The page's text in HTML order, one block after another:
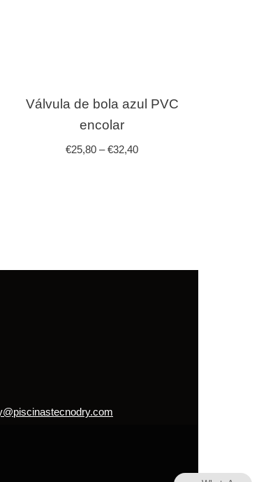
Válvula de bola azul PVC
encolar
€25,80 –€32,40